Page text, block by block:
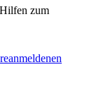
zum
anmeldenen